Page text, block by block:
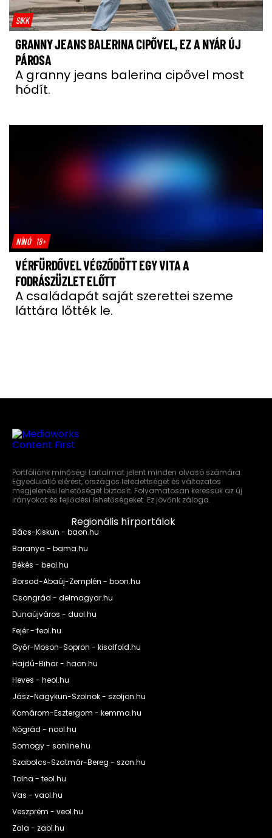
SIKK
GRANNY JEANS BALERINA CIPŐVEL, EZ A NYÁR ÚJ
PÁROSA
A granny jeans balerina cipővel most
hódít.
NÍNÓ 18+
VÉRFÜRDŐVEL VÉGZŐDÖTT EGY VITA A
FODRÁSZÜZLET ELŐTT
A családapát saját szerettei szeme
láttára lőtték le.
Portfóliónk minőségi tartalmat jelent minden olvasó számára.
Egyedülálló elérést, országos lefedettséget és változatos
megjelenési lehetőséget biztosít. Folyamatosan keressük az új
irányokat és fejlődési lehetőségeket. Ez jövőnk záloga.
Regionális hírportálok
Bács-Kiskun - baon.hu
Baranya - bama.hu
Békés - beol.hu
Borsod-Abaúj-Zemplén - boon.hu
Csongrád - delmagyar.hu
Dunaújváros - duol.hu
Fejér - feol.hu
Győr-Moson-Sopron - kisalfold.hu
Hajdú-Bihar - haon.hu
Heves - heol.hu
Jász-Nagykun-Szolnok - szoljon.hu
Komárom-Esztergom - kemma.hu
Nógrád - nool.hu
Somogy - sonline.hu
Szabolcs-Szatmár-Bereg - szon.hu
Tolna - teol.hu
Vas - vaol.hu
Veszprém - veol.hu
Zala - zaol.hu